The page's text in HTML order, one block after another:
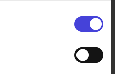
savea sekä